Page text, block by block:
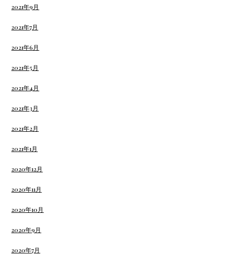
2021年9月
2021年7月
2021年6月
2021年5月
2021年4月
2021年3月
2021年2月
2021年1月
2020年12月
2020年11月
2020年10月
2020年9月
2020年7月